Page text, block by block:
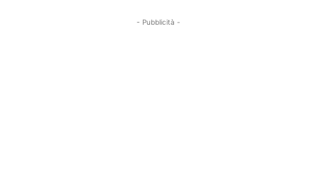
- Pubblicità -